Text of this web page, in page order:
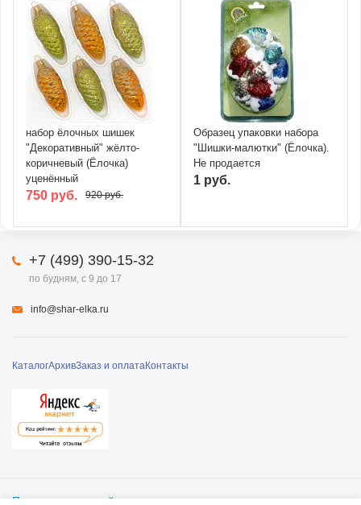
набор ёлочных шишек
"Декоративный" жёлто-
коричневый (Ёлочка)
уценённый
750 руб. 920 руб.
Образец упаковки набора
"Шишки-малютки" (Ёлочка).
Не продается
1 руб.
КаталогАрхивЗаказ и оплатаКонтакты
+7 (499) 390-15-32
по будням, с 9 до 17
info@shar-elka.ru
Полная версия сайта